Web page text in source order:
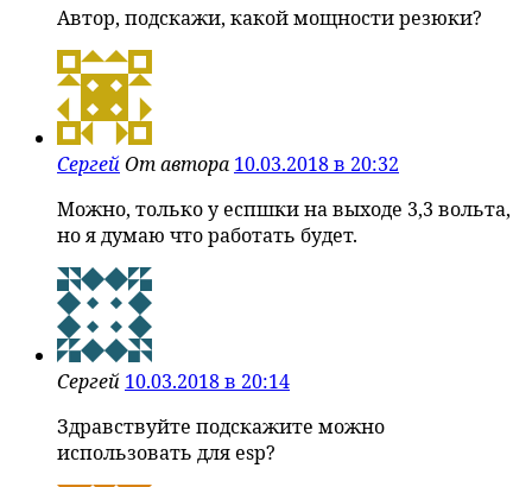
Автор, подскажи, какой мощности резюки?
СергейОт автора 10.03.2018 в 20:32
Можно, только у еспшки на выходе 3,3 вольта,
но я думаю что работать будет.
Сергей 10.03.2018 в 20:14
Здравствуйте подскажите можно
использовать для esp?